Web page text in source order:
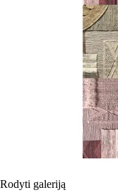
Rodyti galeriją